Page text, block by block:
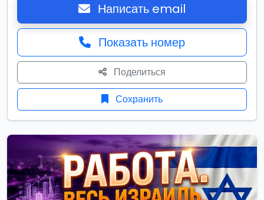
Написать email
Показать номер
Поделиться
Сохранить